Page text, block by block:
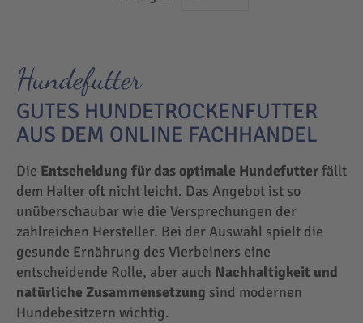
Hundefutter
GUTES HUNDETROCKENFUTTER
AUS DEM ONLINE FACHHANDEL
Die Entscheidung für das optimale Hundefutterfällt
dem Halter oft nicht leicht. Das Angebot ist so
unüberschaubar wie die Versprechungen der
zahlreichen Hersteller. Bei der Auswahl spielt die
gesunde Ernährung des Vierbeiners eine
entscheidende Rolle, aber auch Nachhaltigkeit und
natürliche Zusammensetzung sind modernen
Hundebesitzern wichtig.